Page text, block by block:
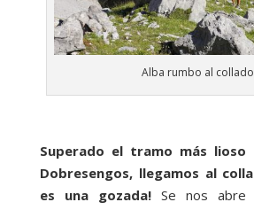
Alba rumbo al collado
Superado el tramo más lioso
Dobresengos, llegamos al
es una gozada!Se nos abre